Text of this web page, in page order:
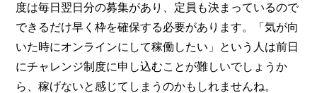
度は毎日翌日分の募集があり、定員も決まっているので
できるだけ早く枠を確保する必要があります。「気が向
いた時にオンラインにして稼働したい」という人は前日
にチャレンジ制度に申し込むことが難しいでしょうか
ら、稼げないと感じてしまうのかもしれませんね。